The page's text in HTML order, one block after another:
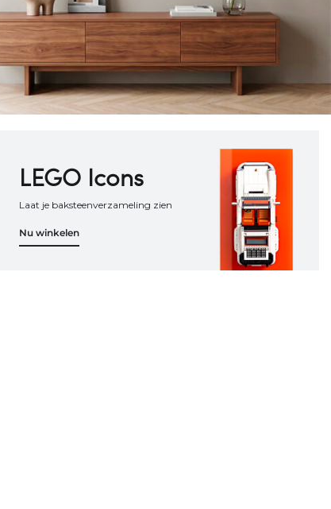
LEGO Icons
Laat je baksteenverzameling zien
Nu winkelen